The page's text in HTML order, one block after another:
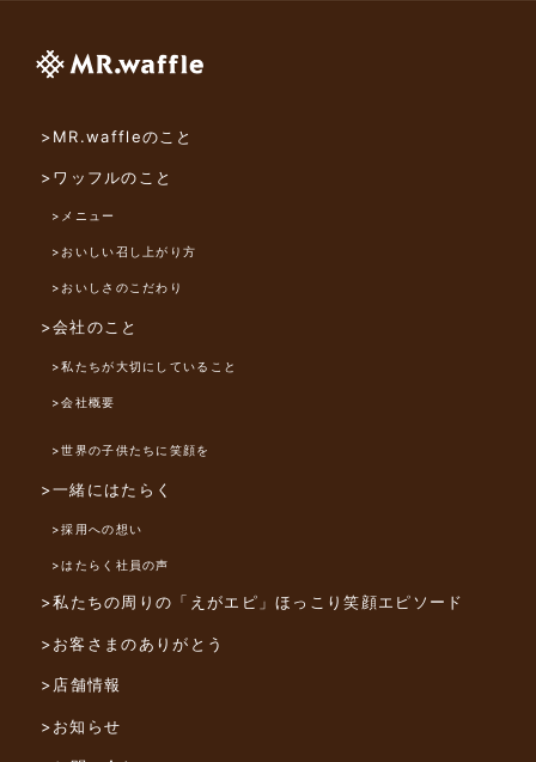
>MR.waffleのこと
>ワッフルのこと
>メニュー
>おいしい召し上がり方
>おいしさのこだわり
>会社のこと
>私たちが大切にしていること
>会社概要
>世界の子供たちに笑顔を
>一緒にはたらく
>採用への想い
>はたらく社員の声
>私たちの周りの「えがエピ」ほっこり笑顔エピソード
>お客さまのありがとう
>店舗情報
>お知らせ